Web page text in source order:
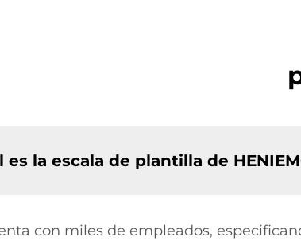
es la escala de plantilla de
con miles de empleados,